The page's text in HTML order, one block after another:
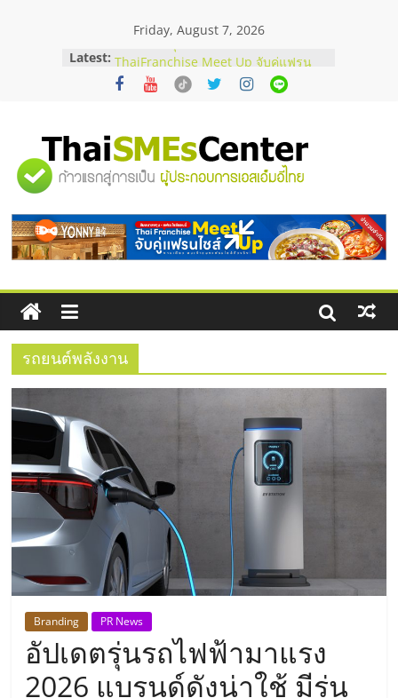
Friday, August 7, 2026
Latest: สัมมนาลงทุน แฟรนไชส์ยอนนี่
ThaiFranchise Meet Up จับคู่แฟรน
ไชส์ ครั้งที่ 8
บริษัท Cybersecurity ในไทยที่ไหนดี?
วิธีเลือกผู้ให้บริการให้คุ้มค่าและตอบ
โจทย์ธุรกิจ
เริ่มยังไงให้ผ่านฉลุย
สัมมนาออนไลน์ โอกาสบริหารสถานี
บริการน้ำมัน Shell
"ศูนย์
รวม
ข้อมูล
ธุรกิจ
SME
แห่ง
ประเทศไทย,
ThaiSMEsCenter,
รวม
ธุรกิจ
เอ
รถยนต์พลังงาน
Branding PR News
อัปเดตรุ่นรถไฟฟ้ามาแรง
2026 แบรนด์ดังน่าใช้ มีรุ่น